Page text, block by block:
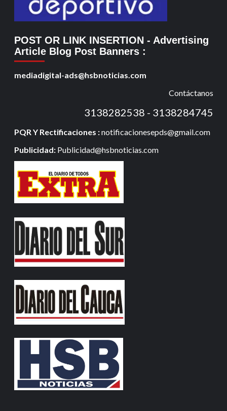
POST OR LINK INSERTION - Advertising
Article Blog Post Banners :
mediadigital-ads@hsbnoticias.com
Contáctanos
3138282538 - 3138284745
PQR Y Rectificaciones :notificacionesepds@gmail.com
Publicidad: Publicidad@hsbnoticias.com